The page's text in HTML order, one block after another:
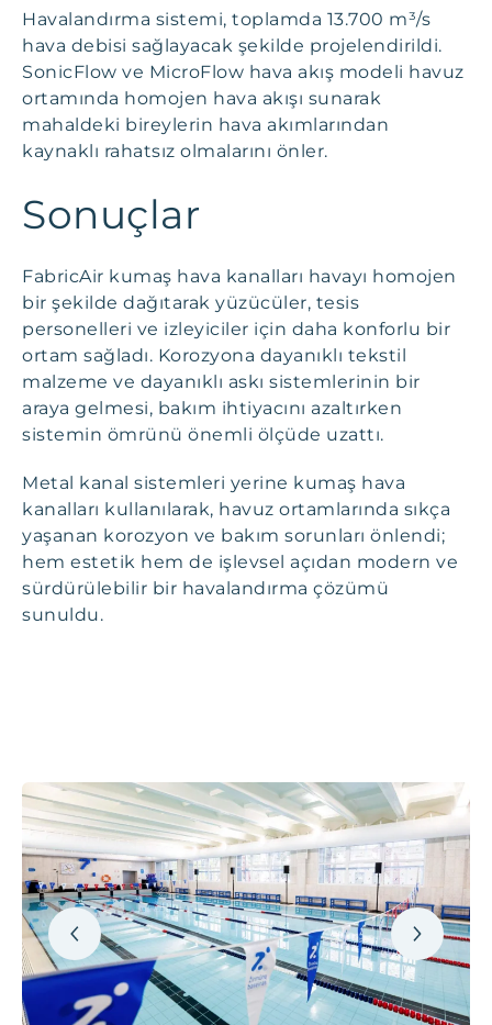
Havalandırma sistemi, toplamda 13.700 m³/s
hava debisi sağlayacak şekilde projelendirildi.
SonicFlow ve MicroFlow hava akış modeli havuz
ortamında homojen hava akışı sunarak
mahaldeki bireylerin hava akımlarından
kaynaklı rahatsız olmalarını önler.
Sonuçlar
FabricAir kumaş hava kanalları havayı homojen
bir şekilde dağıtarak yüzücüler, tesis
personelleri ve izleyiciler için daha konforlu bir
ortam sağladı. Korozyona dayanıklı tekstil
malzeme ve dayanıklı askı sistemlerinin bir
araya gelmesi, bakım ihtiyacını azaltırken
sistemin ömrünü önemli ölçüde uzattı.
Metal kanal sistemleri yerine kumaş hava
kanalları kullanılarak, havuz ortamlarında sıkça
yaşanan korozyon ve bakım sorunları önlendi;
hem estetik hem de işlevsel açıdan modern ve
sürdürülebilir bir havalandırma çözümü
sunuldu.